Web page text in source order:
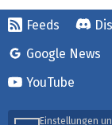
Feeds
Google News
YouTube
Einstellungen